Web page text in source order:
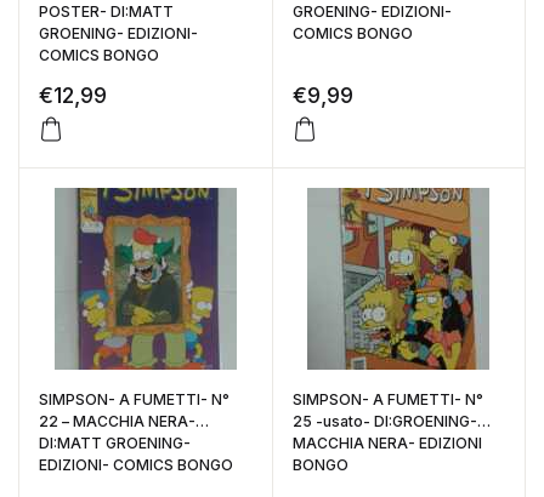
POSTER- DI:MATT
GROENING- EDIZIONI-
COMICS BONGO
€12,99
GROENING- EDIZIONI-
COMICS BONGO
€9,99
SIMPSON- A FUMETTI- N°
22 – MACCHIA NERA-
DI:MATT GROENING-
EDIZIONI- COMICS BONGO
SIMPSON- A FUMETTI- N°
25 -usato- DI:GROENING-
MACCHIA NERA- EDIZIONI
BONGO